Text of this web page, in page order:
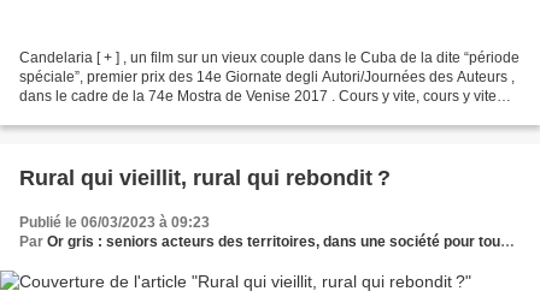
Candelaria [ + ] , un film sur un vieux couple dans le Cuba de la dite “période
spéciale”, premier prix des 14e Giornate degli Autori/Journées des Auteurs ,
dans le cadre de la 74e Mostra de Venise 2017 . Cours y vite, cours y vite…
Rural qui vieillit, rural qui rebondit ?
Publié le 06/03/2023 à 09:23
Par Or gris : seniors acteurs des territoires, dans une société pour tous les âges